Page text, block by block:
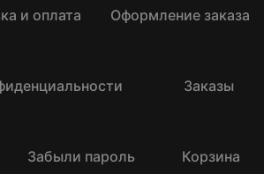
и оплата Оформление заказа
Заказы
Забыли пароль
Корзина